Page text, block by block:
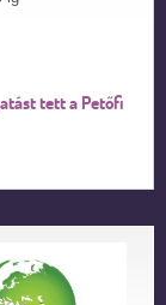
tett a Petőfi